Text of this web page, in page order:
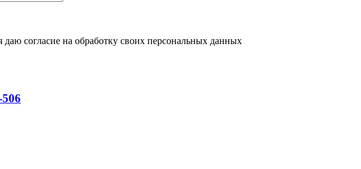
согласие на обработку своих персональных данных